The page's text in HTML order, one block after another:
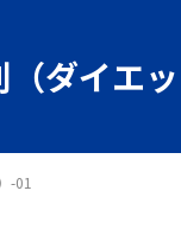
（ダイエ
-01